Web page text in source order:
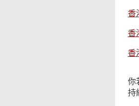
香
香
香
你
持